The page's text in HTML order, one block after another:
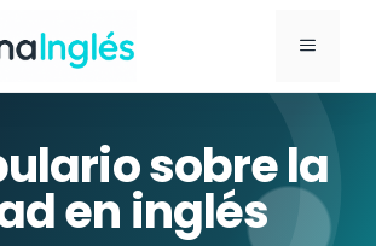
MENÚ
sobre la
en inglés